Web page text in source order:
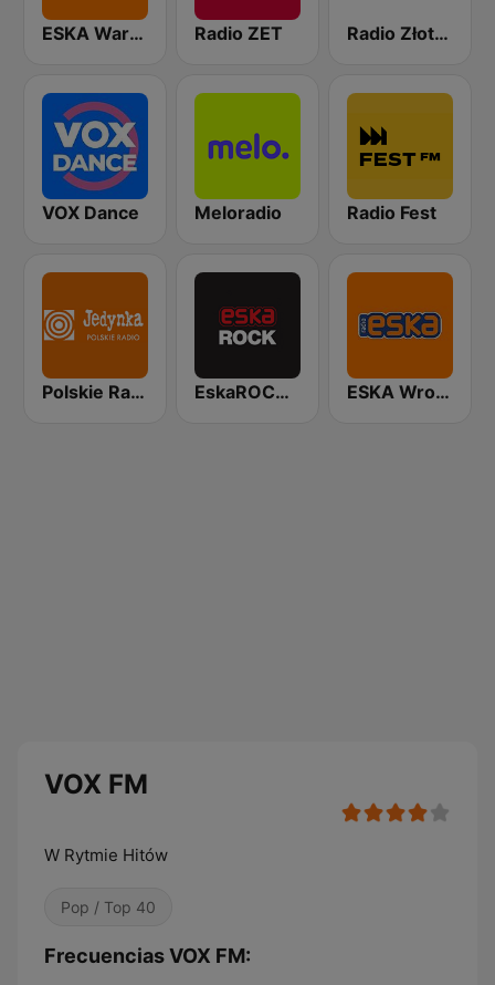
ESKA Warszawa Radio ZET Radio Złote Przeboje
VOX Dance Meloradio Radio Fest
Polskie Radio Program I (PR1) Jedynka EskaROCK Warszawa ESKA Wrocław
VOX FM
W Rytmie Hitów
Pop / Top 40
Frecuencias VOX FM: